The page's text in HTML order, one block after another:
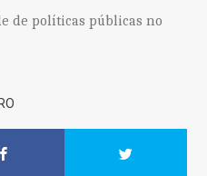
de políticas públicas no